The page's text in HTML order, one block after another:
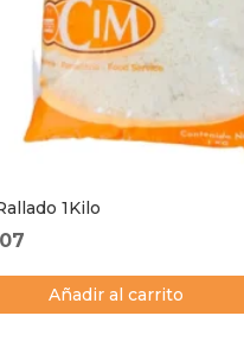
1Kilo
Añadir al carrito